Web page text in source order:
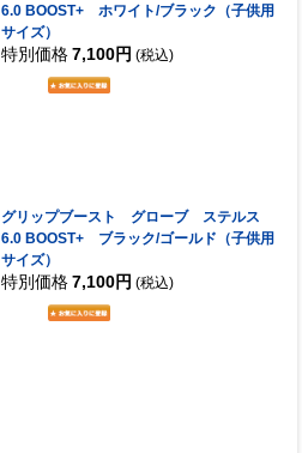
6.0 BOOST+ ホワイト/ブラック（子供用
サイズ）
特別価格 7,100円 (税込)
グリップブースト グローブ ステルス
6.0 BOOST+ ブラック/ゴールド（子供用
サイズ）
特別価格 7,100円 (税込)